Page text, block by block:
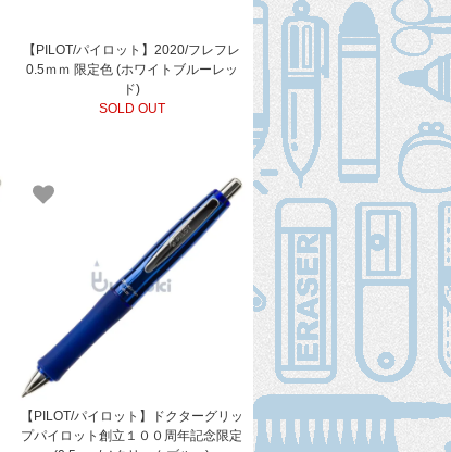
【PILOT/パイロット】2020/フレフレ
0.5ｍｍ 限定色 (ホワイトブルーレッ
ド)
SOLD OUT
【PILOT/パイロット】ドクターグリッ
プパイロット創立１００周年記念限定